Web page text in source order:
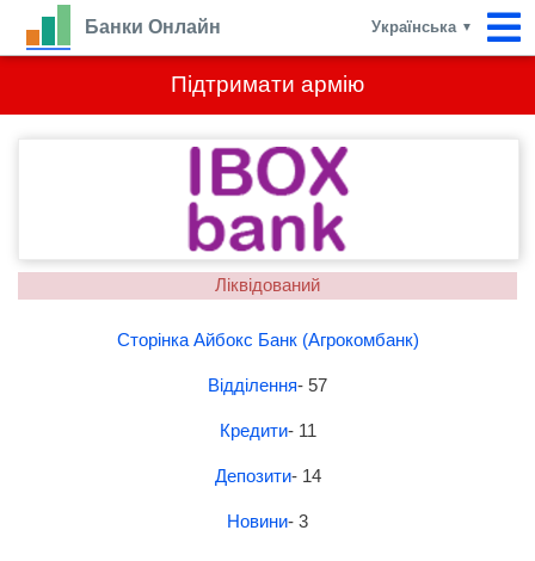
Підтримати армію
Банки Онлайн Українська ▼
Ліквідований
Сторінка Айбокс Банк (Агрокомбанк)
Відділення- 57
Кредити- 11
Депозити- 14
Новини- 3